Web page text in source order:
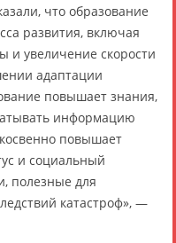
что образование
развития, включая
увеличение скорости
адаптации
повышает знания,
информацию
повышает
и социальный
полезные для
катастроф», —